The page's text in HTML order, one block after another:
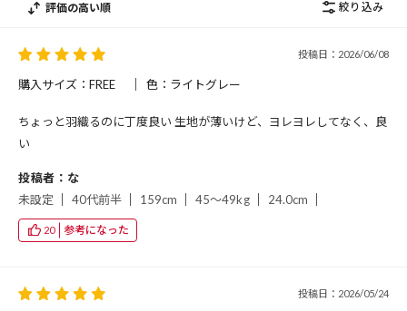
評価の高い順 絞り込み
投稿日：2026/06/08
購入サイズ：FREE 色：ライトグレー
ちょっと羽織るのに丁度良い 生地が薄いけど、ヨレヨレしてなく、良
い
投稿者：な
未設定
40代前半 159cm 45～49kg 24.0cm
20 参考になった
投稿日：2026/05/24